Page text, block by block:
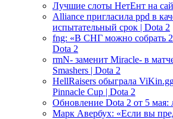
Лучшие слоты НетЕнт на
Alliance пригласила ppd в
испытательный срок | Dota 2
fng: «В СНГ можно собрать
Dota 2
rmN- заменит Miracle- в
Smashers | Dota 2
HellRaisers обыграла
Pinnacle Cup | Dota 2
Обновление Dota 2 от 5 мая:
Марк Авербух: «Если вы